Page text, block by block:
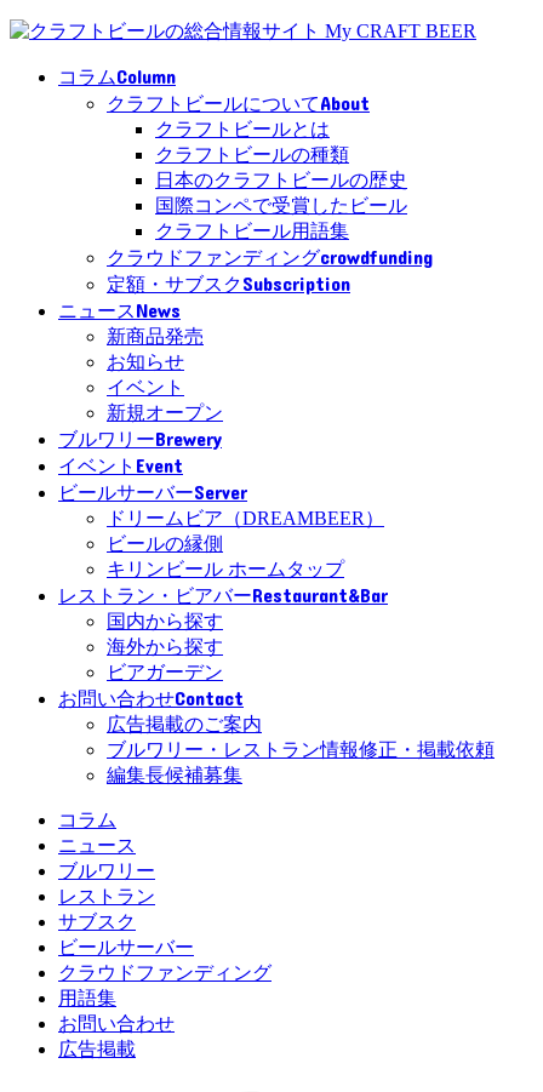
コラムColumn
クラフトビールについてAbout
クラフトビールとは
クラフトビールの種類
日本のクラフトビールの歴史
国際コンペで受賞したビール
クラフトビール用語集
クラウドファンディングcrowdfunding
定額・サブスクSubscription
ニュースNews
新商品発売
お知らせ
イベント
新規オープン
ブルワリーBrewery
イベント Event
ビールサーバーServer
ドリームビア（DREAMBEER）
ビールの縁側
キリンビール ホームタップ
レストラン・ビアバーRestaurant&Bar
国内から探す
海外から探す
ビアガーデン
お問い合わせContact
広告掲載のご案内
ブルワリー・レストラン情報修正・掲載依頼
編集長候補募集
コラム
ニュース
ブルワリー
レストラン
サブスク
ビールサーバー
クラウドファンディング
用語集
お問い合わせ
広告掲載